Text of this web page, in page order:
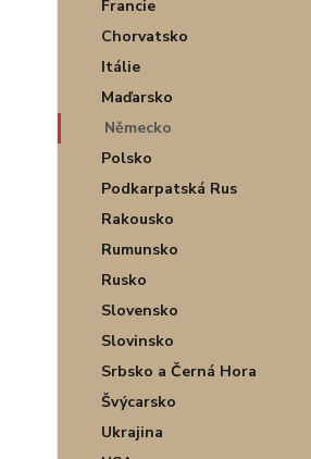
Francie
Chorvatsko
Itálie
Maďarsko
Německo
Polsko
Podkarpatská Rus
Rakousko
Rumunsko
Rusko
Slovensko
Slovinsko
Srbsko a Černá Hora
Švýcarsko
Ukrajina